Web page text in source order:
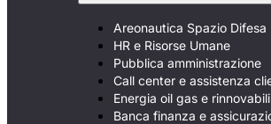
Areonautica Spazio Difesa
HR e Risorse Umane
Pubblica amministrazione
Call center e assistenza
Energia oil gas e rinnovabili
Banca finanza e